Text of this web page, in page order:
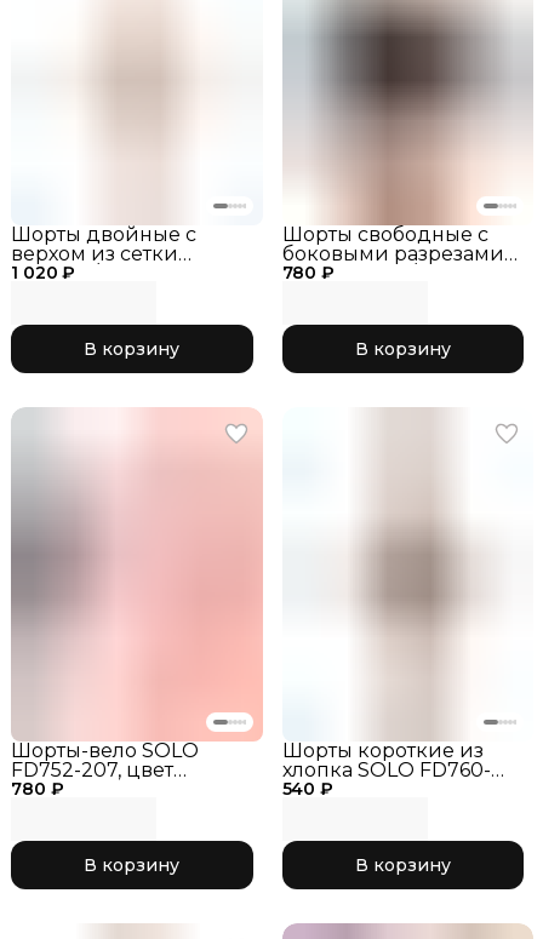
1 020 ₽
Шорты двойные с
верхом из сетки
черный/лайм, RG770-
В корзину
780 ₽
Шорты свободные с
боковыми разрезами
SOLO RG763/2-110
В корзину
780 ₽
Шорты-вело SOLO
FD752-207, цвет
Черные, размер_28,
тренировочные шорты
РГ, одежда для
гимнастики
В корзину
540 ₽
Шорты короткие из
хлопка SOLO FD760-
107, цвет Черные
В корзину